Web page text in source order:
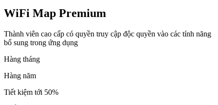
WiFi Map Premium
Thành viên cao cấp có quyền truy cập độc quyền vào các tính năng
bổ sung trong ứng dụng
Hàng tháng
Hàng năm
Tiết kiệm tới 50%